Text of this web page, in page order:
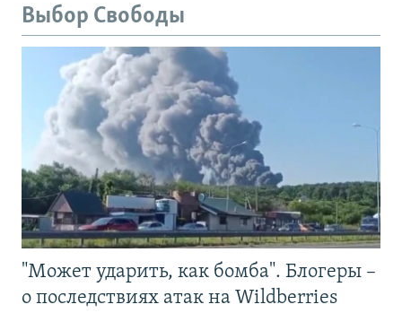
Выбор Свободы
"Может ударить, как бомба". Блогеры –
о последствиях атак на Wildberries